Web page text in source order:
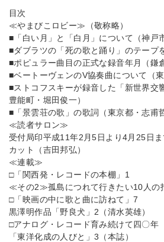
目次
≪やまびこロビー≫（敬称略）
■「白い月」と「白月」について（神戸
■ダブラツの「死の歌と踊り」のテープ
■ポピュラー曲目の正式な録音年月（鎌
■ベートーヴェンのV協奏曲について（
■ストコフスキーが録音した「新世界交
豊能町・堀田俊一）
■「景雲荘の歌」の歌詞（東京都・志甫
≪読者サロン≫
受付局印平成11年2月5日より4月25日
カット（吉田邦弘）
≪連載≫
□「関西発・レコードの本棚」1
≪その2≫孤島につれて行きたい10人の
□「映画の中に歌と曲に訪ねて」7
黒澤明作品「野良犬」2（清水英雄）
□アナログ・レコード育み続けて四〇年
「東洋化成の人びと」3（本誌）